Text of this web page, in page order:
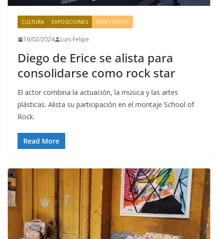
CULTURA EXPOSICIONES VIDA Y ESTILO
16/02/2024 Luis Felipe
Diego de Erice se alista para
consolidarse como rock star
El actor combina la actuación, la música y las artes
plásticas. Alista su participación en el montaje School of
Rock.
Read More